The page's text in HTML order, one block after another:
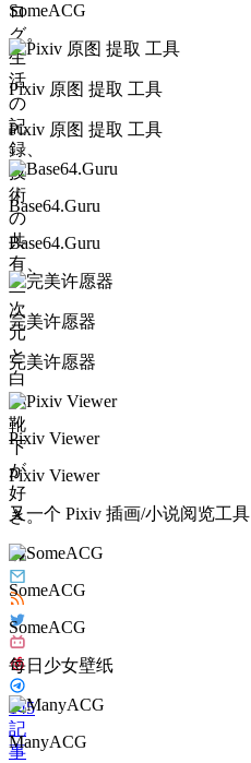
ロ
グ。
生
活
の
記
録、
技
術
の
共
有、
二
次
元
と
白
い
靴
下
が
好
き。
145
記
事
SomeACG
Pixiv 原图 提取 工具
Pixiv 原图 提取 工具
Base64.Guru
Base64.Guru
完美许愿器
完美许愿器
Pixiv Viewer
Pixiv Viewer
又一个 Pixiv 插画/小说阅览工具
SomeACG
SomeACG
每日少女壁纸
ManyACG